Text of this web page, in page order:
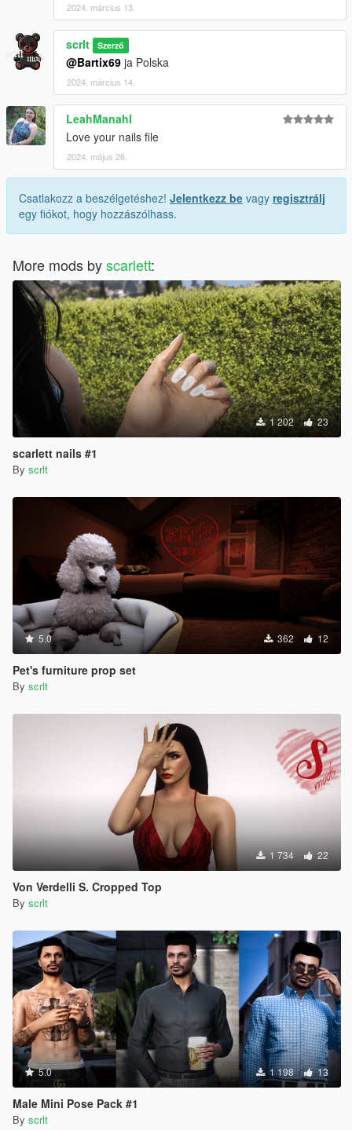
2024. március 13.
scrlt Szerző
@Bartix69 ja Polska
2024. március 14.
LeahManahl
Love your nails file
2024. május 26.
Csatlakozz a beszélgetéshez! Jelentkezz be vagy regisztrálj
egy fiókot, hogy hozzászólhass.
More mods byscarlett:
1 202 23
scarlett nails #1
By scrlt
5.0 362 12
Pet's furniture prop set
By scrlt
1 734 22
Von Verdelli S. Cropped Top
By scrlt
5.0 1 198 13
Male Mini Pose Pack #1
By scrlt